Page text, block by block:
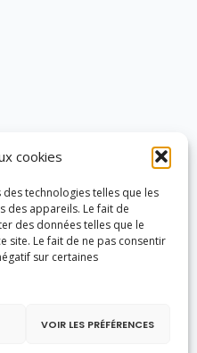
cookies
technologies telles que les
des appareils. Le fait de
des données telles que le
site. Le fait de ne pas consentir
sur certaines
VOIR LES PRÉFÉRENCES